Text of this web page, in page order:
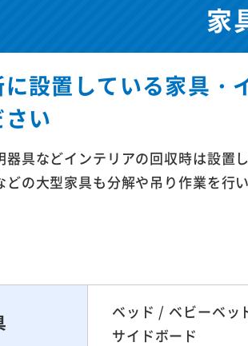
家
設置している家具・
い
器具などインテリアの回収時は設置
どの大型家具も分解や吊り作業を行
ベッド / ベビーベ
サイドボード